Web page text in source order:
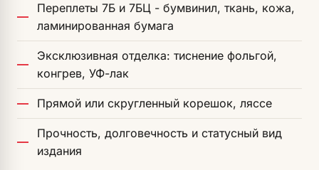
Переплеты 7Б и 7БЦ - бумвинил, ткань, кожа,
ламинированная бумага
Эксклюзивная отделка: тиснение фольгой,
конгрев, УФ-лак
Прямой или скругленный корешок, ляссе
Прочность, долговечность и статусный вид
издания